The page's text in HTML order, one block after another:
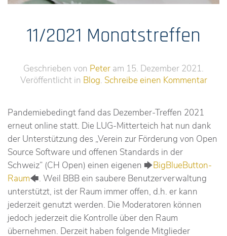
11/2021 Monatstreffen
Geschrieben von Peter am 15. Dezember 2021.
Veröffentlicht in Blog. Schreibe einen Kommentar
Pandemiebedingt fand das Dezember-Treffen 2021
erneut online statt. Die LUG-Mitterteich hat nun dank
der Unterstützung des „Verein zur Förderung von Open
Source Software und offenen Standards in der
Schweiz“ (CH Open) einen eigenen 🡆BigBlueButton-
Raum🡄. Weil BBB ein saubere Benutzerverwaltung
unterstützt, ist der Raum immer offen, d.h. er kann
jederzeit genutzt werden. Die Moderatoren können
jedoch jederzeit die Kontrolle über den Raum
übernehmen. Derzeit haben folgende Mitglieder